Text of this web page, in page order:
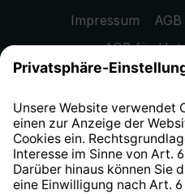
Impressum
AGB für